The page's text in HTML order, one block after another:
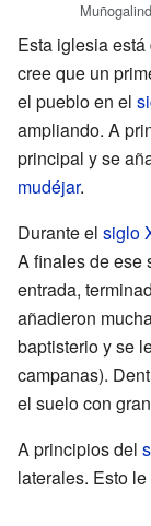
Esta iglesia
cree que un
el pueblo en el
ampliando. A
principal y se
mudéjar.
Durante el siglo
A finales de ese
entrada,
añadieron
baptisterio y se
campanas).
el suelo con
A principios del
laterales. Esto